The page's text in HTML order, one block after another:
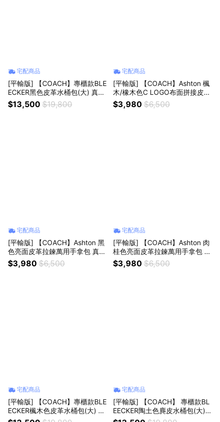
宅配商品
[平輸版] 【COACH】專櫃款BLE
ECKER黑色皮革水桶包(大) 真品
平輸
$13,500 $19,800
宅配商品
[平輸版] 【COACH】Ashton 楓
木/橡木色C LOGO布面拼接皮革
拉鍊萬用手拿包 真品平輸
$3,980 $6,500
宅配商品
[平輸版] 【COACH】Ashton 黑
色亮面皮革拉鍊萬用手拿包 真品
平輸
$3,980 $6,500
宅配商品
[平輸版] 【COACH】Ashton 肉
桂色亮面皮革拉鍊萬用手拿包 真
品平輸
$3,980 $6,500
宅配商品
[平輸版] 【COACH】專櫃款BLE
ECKER楓木色皮革水桶包(大) 真
品平輸
宅配商品
[平輸版] 【COACH】 專櫃款BL
EECKER陶土色麂皮水桶包(大)
真品平輸